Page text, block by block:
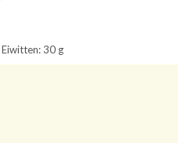
30 g